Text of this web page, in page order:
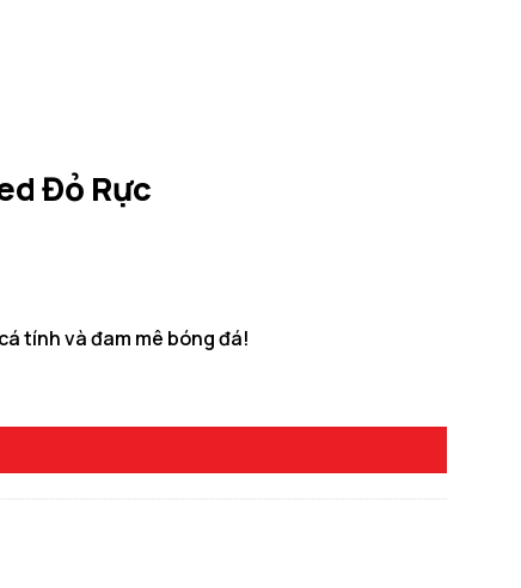
Đỏ Rực
tính và đam mê bóng đá!